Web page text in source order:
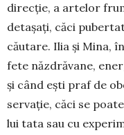
direcție, a artelor
detașați, căci
căutare. Ilia și Mina,
fete năzdră­vane,
și când ești praf de
servație, căci se
lui tata sau cu